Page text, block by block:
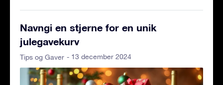
Navngi en stjerne for en unik
julegavekurv
Tips og Gaver - 13 december 2024